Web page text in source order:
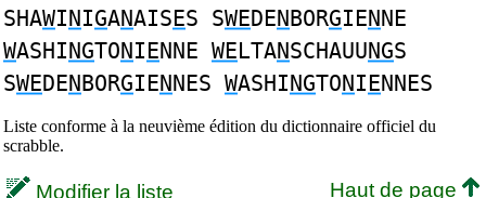
SHAWINIGANAISES SWEDENBORGIENNE
WASHINGTONIENNE WELTANSCHAUUNGS
SWEDENBORGIENNES WASHINGTONIENNES
Liste conforme à la neuvième édition du dictionnaire officiel du
scrabble.
Modifier la liste
Haut de page